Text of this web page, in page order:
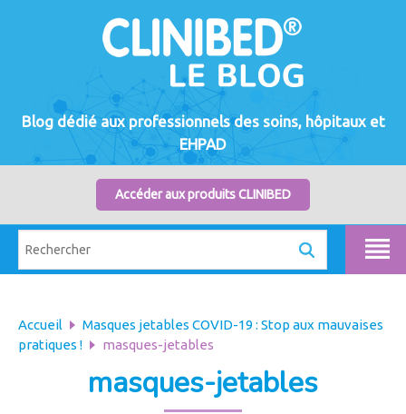
Accéder aux produits CLINIBED
Blog dédié aux professionnels des soins, hôpitaux et
EHPAD
Accueil
Masques jetables COVID-19 : Stop aux mauvaises
pratiques !
masques-jetables
masques-jetables